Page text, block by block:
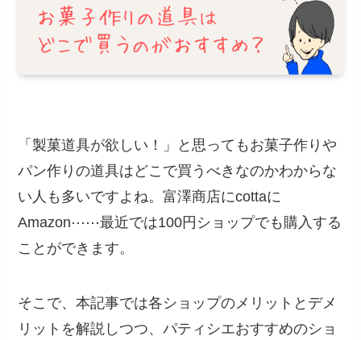
「製菓道具が欲しい！」と思ってもお菓子作りや
パン作りの道具はどこで買うべきなのかわからな
い人も多いですよね。富澤商店にcottaに
Amazon⋯⋯最近では100円ショップでも購入する
ことができます。
そこで、本記事では各ショップのメリットとデメ
リットを解説しつつ、パティシエおすすめのショ